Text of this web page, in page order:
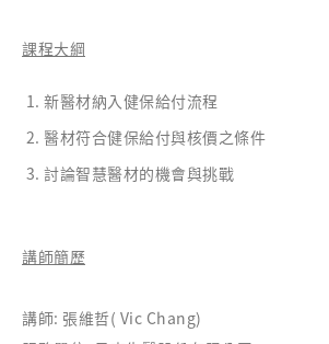
課程大綱
新醫材納入健保給付流程
醫材符合健保給付與核價之條件
討論智慧醫材的機會與挑戰
講師簡歷
講師: 張維哲( Vic Chang)